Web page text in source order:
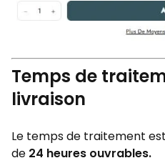
Temps de
livraison
Le temps de traitement
de 24 heures ouvrables.